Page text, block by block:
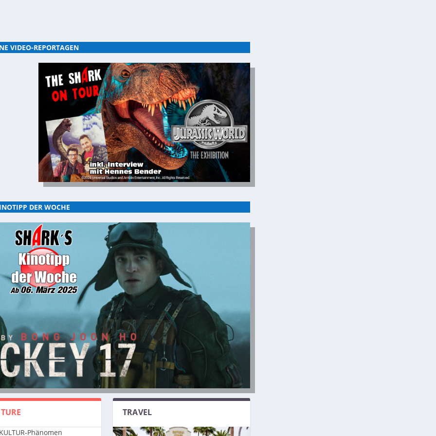
VIDEO-REPORTAGEN
DER WOCHE
TRAVEL